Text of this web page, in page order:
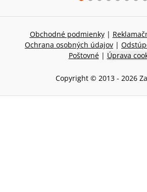
Obchodné podmienky |
Ochrana osobných údajov |
Poštovné | Úprava
Copyright © 2013 - 2026